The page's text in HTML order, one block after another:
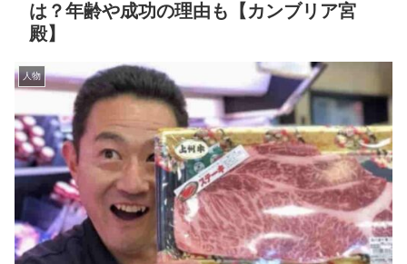
は？年齢や成功の理由も【カンブリア宮
殿】
人物